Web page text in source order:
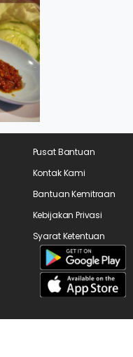
Pusat Bantuan
Kontak Kami
Bantuan Kemitraan
Kebijakan Privasi
Syarat Ketentuan